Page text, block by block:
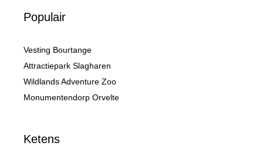
Populair
Vesting Bourtange
Attractiepark Slagharen
Wildlands Adventure Zoo
Monumentendorp Orvelte
Ketens